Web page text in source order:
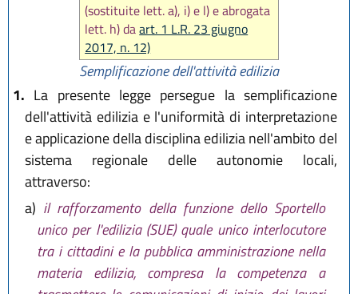
(sostituite lett. a), i) e l) e abrogata
lett. h) daart. 1 L.R. 23 giugno
2017, n. 12)
Semplificazione dell'attività edilizia
1. La presente legge persegue la semplificazione
dell'attività edilizia e l'uniformità di interpretazione
e applicazione della disciplina edilizia nell'ambito del
sistema regionale delle autonomie locali,
attraverso:
a) il rafforzamento della funzione dello Sportello
unico per l'edilizia (SUE) quale unico interlocutore
tra i cittadini e la pubblica amministrazione nella
materia edilizia, compresa la competenza a